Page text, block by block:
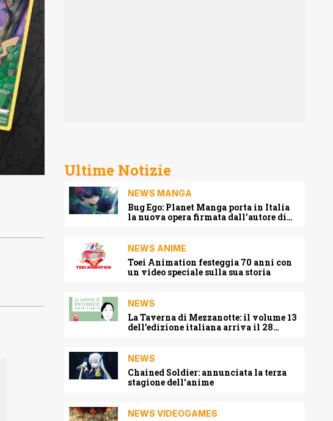
Ultime Notizie
NEWS MANGA
Bug Ego: Planet Manga porta in Italia
la nuova opera firmata dall’autore di
NEWS ANIME
Toei Animation festeggia 70 anni con
un video speciale sulla sua storia
NEWS
La Taverna di Mezzanotte: il volume 13
dell’edizione italiana arriva il 28
NEWS
Chained Soldier: annunciata la terza
stagione dell’anime
NEWS VIDEOGAMES